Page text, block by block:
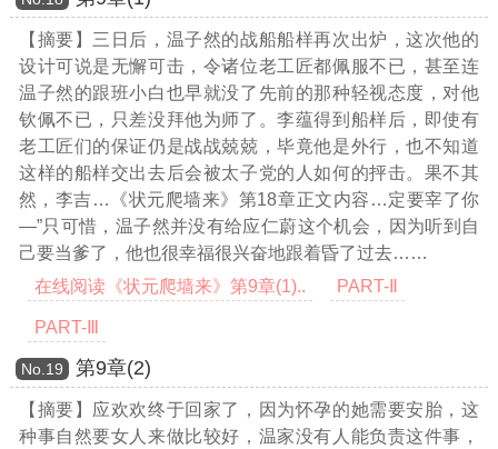
【摘要】三日后，温子然的战船船样再次出炉，这次他的
设计可说是无懈可击，令诸位老工匠都佩服不已，甚至连
温子然的跟班小白也早就没了先前的那种轻视态度，对他
钦佩不已，只差没拜他为师了。李蕴得到船样后，即使有
老工匠们的保证仍是战战兢兢，毕竟他是外行，也不知道
这样的船样交出去后会被太子党的人如何的抨击。果不其
然，李吉…《状元爬墙来》第18章正文内容…定要宰了你
—”只可惜，温子然并没有给应仁蔚这个机会，因为听到自
己要当爹了，他也很幸福很兴奋地跟着昏了过去……
在线阅读《状元爬墙来》第9章(1)..
PART-Ⅱ
PART-Ⅲ
Νο.19 第9章(2)
【摘要】应欢欢终于回家了，因为怀孕的她需要安胎，这
种事自然要女人来做比较好，温家没有人能负责这件事，